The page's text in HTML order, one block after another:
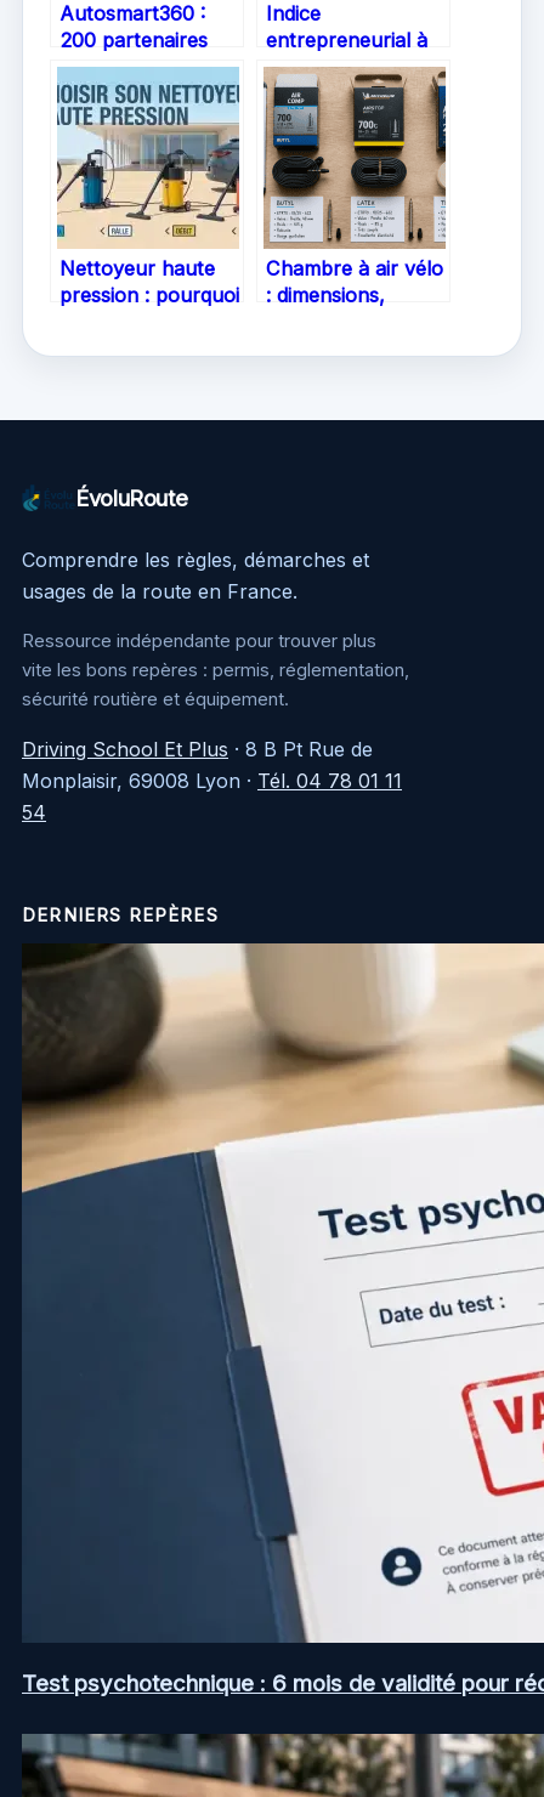
Autosmart360 :
200 partenaires
certifiés pour un
diagnostic précis et
des réparations
sans surfacturation
Indice
entrepreneurial à
350 points :
pourquoi la quête
de sens et le
slashing
redéfinissent la
création
d’entreprise en
2025
Nettoyeur haute
pression : pourquoi
Chambre à air vélo
: dimensions,
ÉvoluRoute
Comprendre les règles, démarches et
usages de la route en France.
Ressource indépendante pour trouver plus
vite les bons repères : permis, réglementation,
sécurité routière et équipement.
Driving School Et Plus · 8 B Pt Rue de
Monplaisir, 69008 Lyon · Tél. 04 78 01 11
54
DERNIERS REPÈRES
Test psychotechnique : 6 mois de validité pour